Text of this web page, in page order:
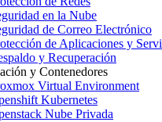
en la Nube
de Correo Electrónico
de Aplicaciones y
y Recuperación
y Contenedores
Virtual Environment
Kubernetes
Nube Privada